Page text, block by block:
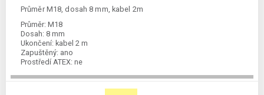
Průměr M18, dosah 8 mm, kabel 2m
Průměr: M18
Dosah: 8 mm
Ukončení: kabel 2 m
Zapuštěný: ano
Prostředí ATEX: ne